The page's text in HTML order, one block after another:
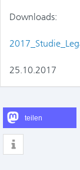
Downloads:
25.10.2017
teilen